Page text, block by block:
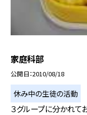
家庭科部
公開日 2010/08/18
休み中の生徒の活動
３グループに分かれて